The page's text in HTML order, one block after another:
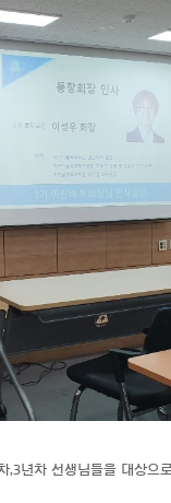
년차 선생님들을 대상으